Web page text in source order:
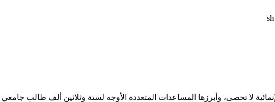
لا تحصى، وأبرزها المساعدات المتعددة الأوجه لستة وثلاثين ألف طالب